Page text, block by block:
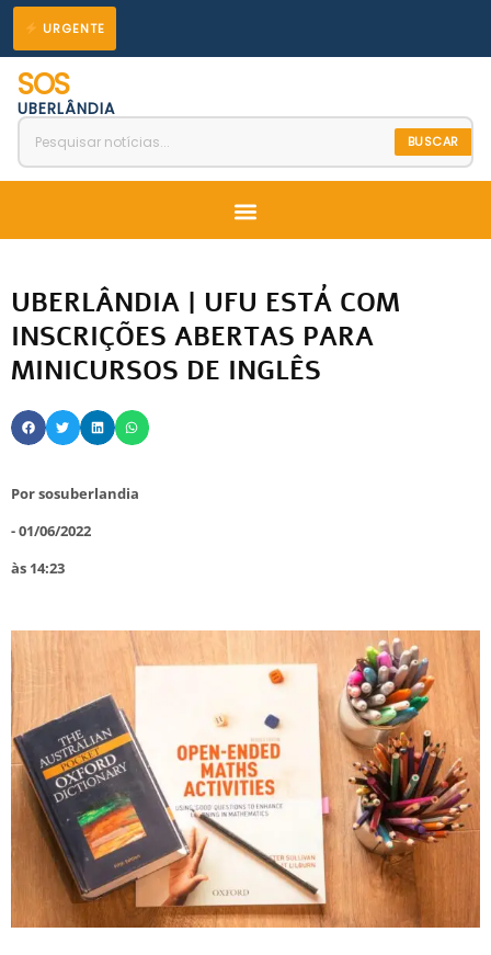
para
conteúdo
URGENTE
SOS
UBERLÂNDIA
BUSCAR
Menu
UBERLÂNDIA | UFU ESTÁ COM
INSCRIÇÕES ABERTAS PARA
MINICURSOS DE INGLÊS
Porsosuberlandia
-01/06/2022
às 14:23